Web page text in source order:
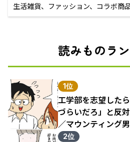
生活雑貨、ファッション、コラボ商
えるECサイト
読みものラ
1位
工学部を志望した
づらいだろ」と反
／マウンティング
結果（1）
2位